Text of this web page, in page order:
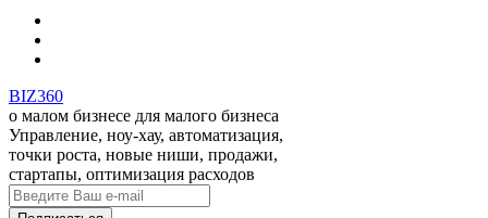
BIZ360
о малом бизнесе для малого бизнеса
Управление, ноу-хау, автоматизация,
точки роста, новые ниши, продажи,
стартапы, оптимизация расходов